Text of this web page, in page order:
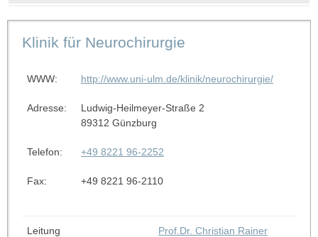
Klinik für Neurochirurgie
WWW: http://www.uni-ulm.de/klinik/neurochirurgie/
Adresse:
Ludwig-Heilmeyer-Straße 2
89312 Günzburg
Telefon: +49 8221 96-2252
Fax: +49 8221 96-2110
Leitung
Prof.Dr. Christian Rainer